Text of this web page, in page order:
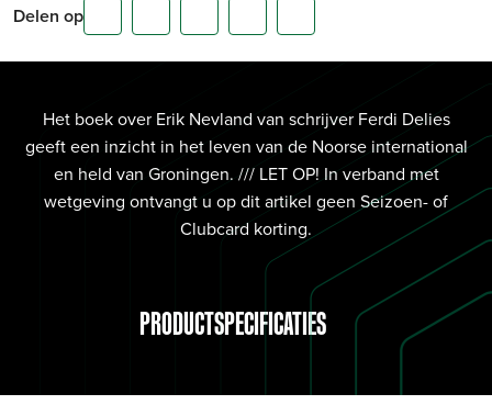
Delen op
Het boek over Erik Nevland van schrijver Ferdi Delies
geeft een inzicht in het leven van de Noorse international
en held van Groningen. /// LET OP! In verband met
wetgeving ontvangt u op dit artikel geen Seizoen- of
Clubcard korting.
PRODUCTSPECIFICATIES